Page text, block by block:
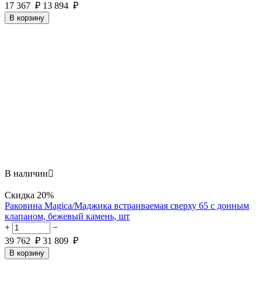
17 367 ₽ 13 894 ₽
В корзину
В наличии
Скидка 20%
Раковина Magica/Маджика встраиваемая сверху 65 с донным
клапаном, бежевый камень, шт
+
−
39 762 ₽ 31 809 ₽
В корзину